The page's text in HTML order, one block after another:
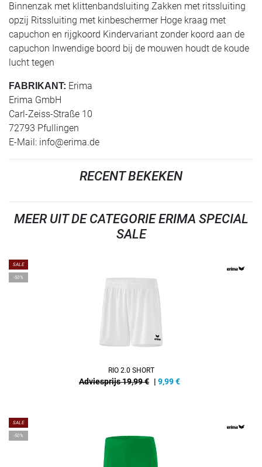
Binnenzak met klittenbandsluiting Zakken met ritssluiting
opzij Ritssluiting met kinbeschermer Hoge kraag met
capuchon en rijgkoord Kindervariant zonder koord aan de
capuchon Inwendige boord bij de mouwen houdt de koude
lucht tegen
FABRIKANT: Erima
Erima GmbH
Carl-Zeiss-Straße 10
72793 Pfullingen
E-Mail: info@erima.de
RECENT BEKEKEN
MEER UIT DE CATEGORIE ERIMA SPECIAL
SALE
SALE
-50%
RIO 2.0 SHORT
Adviesprijs 19,99 € | 9,99€
SALE
-50%